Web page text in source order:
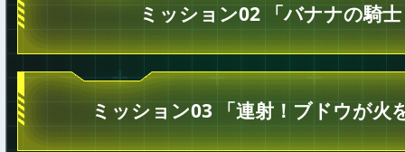
ミッション02 「バナナの騎
ミッション03 「連射！ブドウが火